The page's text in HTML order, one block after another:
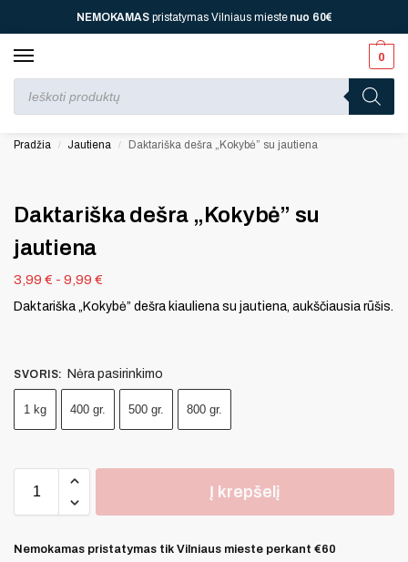
NEMOKAMASpristatymas Vilniaus miestenuo 60€
0
Perkant nuo70 € ⚡ jūsų laukia viena dovana, nuo dvi, nuo150 € ⚡
Pradžia / Jautiena / Daktariška dešra „Kokybė” su jautiena
Daktariška dešra „Kokybė” su
jautiena
3,99 € - 9,99 €
Daktariška „Kokybė” dešra kiauliena su jautiena, aukščiausia rūšis.
SVORIS: Nėra pasirinkimo
1 kg 400 gr. 500 gr. 800 gr.
Į krepšelį
Nemokamas pristatymas tik Vilniaus mieste perkant €60